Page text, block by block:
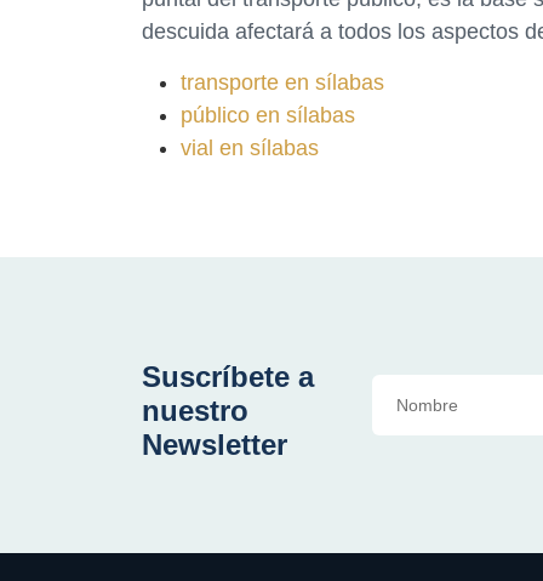
descuida afectará a todos los aspectos
transporte en sílabas
público en sílabas
vial en sílabas
Suscríbete a
nuestro
Newsletter